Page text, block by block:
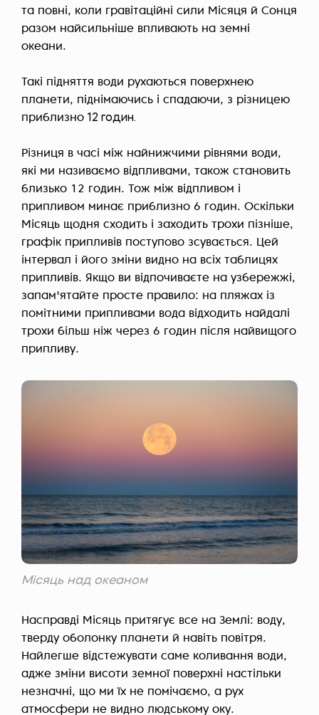
та повні, коли гравітаційні сили Місяця й Сонця
разом найсильніше впливають на земні
океани.
Такі підняття води рухаються поверхнею
планети, піднімаючись і спадаючи, з різницею
приблизно 12 годин.
Різниця в часі між найнижчими рівнями води,
які ми називаємо відпливами, також становить
близько 12 годин. Тож між відпливом і
припливом минає приблизно 6 годин. Оскільки
Місяць щодня сходить і заходить трохи пізніше,
графік припливів поступово зсувається. Цей
інтервал і його зміни видно на всіх таблицях
припливів. Якщо ви відпочиваєте на узбережжі,
запам'ятайте просте правило: на пляжах із
помітними припливами вода відходить найдалі
трохи більш ніж через 6 годин після найвищого
припливу.
Місяць над океаном
Насправді Місяць притягує все на Землі: воду,
тверду оболонку планети й навіть повітря.
Найлегше відстежувати саме коливання води,
адже зміни висоти земної поверхні настільки
незначні, що ми їх не помічаємо, а рух
атмосфери не видно людському оку.